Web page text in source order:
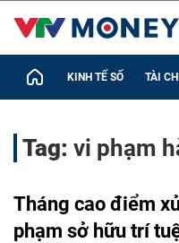
KINH TẾ SỐ TÀI
Tag: vi phạm
Tháng cao điểm
phạm sở hữu trí